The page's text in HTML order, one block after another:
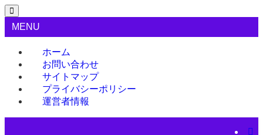
MENU
ホーム
お問い合わせ
サイトマップ
プライバシーポリシー
運営者情報